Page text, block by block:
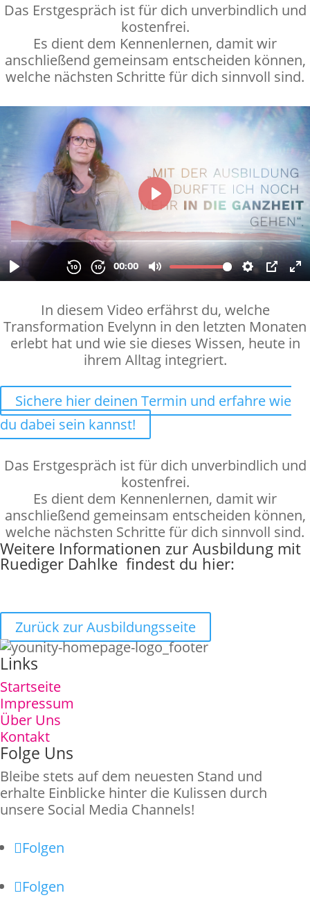
Das Erstgespräch ist für dich unverbindlich und
kostenfrei.
Es dient dem Kennenlernen, damit wir
anschließend gemeinsam entscheiden können,
welche nächsten Schritte für dich sinnvoll sind.
In diesem Video erfährst du, welche
Transformation Evelynn in den letzten Monaten
erlebt hat und wie sie dieses Wissen, heute in
ihrem Alltag integriert.
Sichere hier deinen Termin und erfahre wie
du dabei sein kannst!
Das Erstgespräch ist für dich unverbindlich und
kostenfrei.
Es dient dem Kennenlernen, damit wir
anschließend gemeinsam entscheiden können,
welche nächsten Schritte für dich sinnvoll sind.
Weitere Informationen zur Ausbildung mit
Ruediger Dahlke findest du hier:
Zurück zur Ausbildungsseite
Links
Startseite
Impressum
Über Uns
Kontakt
Folge Uns
Bleibe stets auf dem neuesten Stand und
erhalte Einblicke hinter die Kulissen durch
unsere Social Media Channels!
Folgen
Folgen